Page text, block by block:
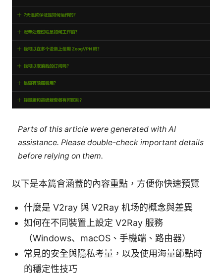
Parts of this article were generated with AI
assistance. Please double-check important details
before relying on them.
以下是本篇會涵蓋的內容重點，方便你快速預覽
什麼是 V2ray 與 V2Ray 机场的概念與差異
如何在不同裝置上設定 V2Ray 服務
（Windows、macOS、手機端、路由器）
常見的安全與隱私考量，以及使用海量節點時
的穩定性技巧